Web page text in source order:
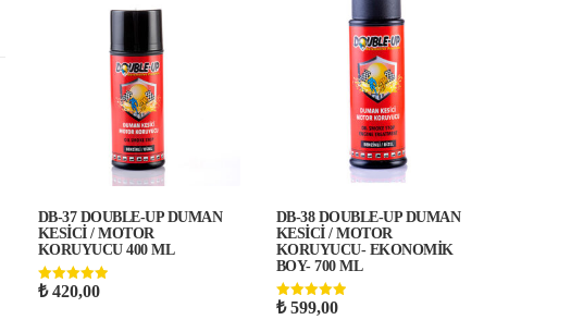
DB-37 DOUBLE-UP DUMAN
KESİCİ / MOTOR
KORUYUCU 400 ML
5 üzerinden
₺420,00
DB-38 DOUBLE-UP DUMAN
KESİCİ / MOTOR
KORUYUCU- EKONOMİK
BOY- 700 ML
5 üzerinden
₺599,00